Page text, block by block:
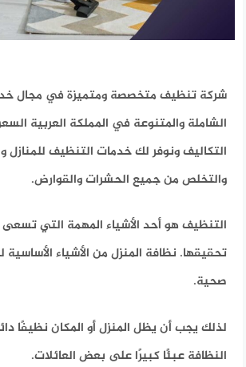
شركة تنظيف متخصصة ومتميزة في مجال
الشاملة والمتنوعة في المملكة العربية
التكاليف ونوفر لك خدمات التنظيف للمنازل
والتخلص من جميع الحشرات والقوارض.
التنظيف هو أحد الأشياء المهمة التي
تحقيقها. نظافة المنزل من الأشياء
صحية.
لذلك يجب أن يظل المنزل أو المكان نظيفًا
النظافة عبئًا كبيرًا على بعض العائلات.